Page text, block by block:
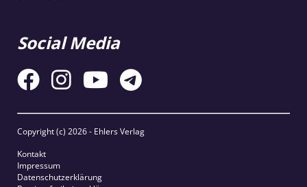
Social Media
Copyright (c) 2026 - Ehlers Verlag
Kontakt
Impressum
Datenschutzerklärung